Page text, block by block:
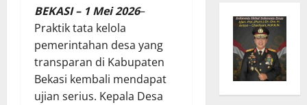
BEKASI – 1 Mei 2026–
Praktik tata kelola
pemerintahan desa yang
transparan di Kabupaten
Bekasi kembali mendapat
ujian serius. Kepala Desa